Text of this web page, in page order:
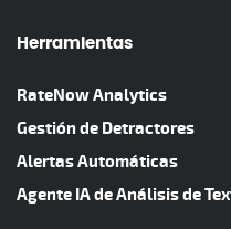
Herramientas
RateNow Analytics
Gestión de Detractores
Alertas Automáticas
Agente IA de Análisis de